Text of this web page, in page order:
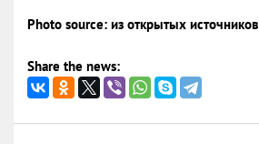
Photo source: из открытых источников
Share the news: